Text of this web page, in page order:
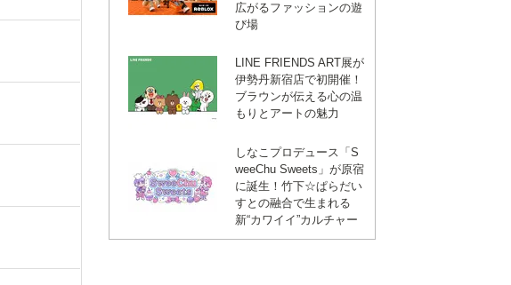
広がるファッションの遊
び場
LINE FRIENDS ART展が
伊勢丹新宿店で初開催！
ブラウンが伝える心の温
もりとアートの魅力
しなこプロデュース「S
weeChu Sweets」が原宿
に誕生！竹下☆ぱらだい
すとの融合で生まれる
新“カワイイ”カルチャー